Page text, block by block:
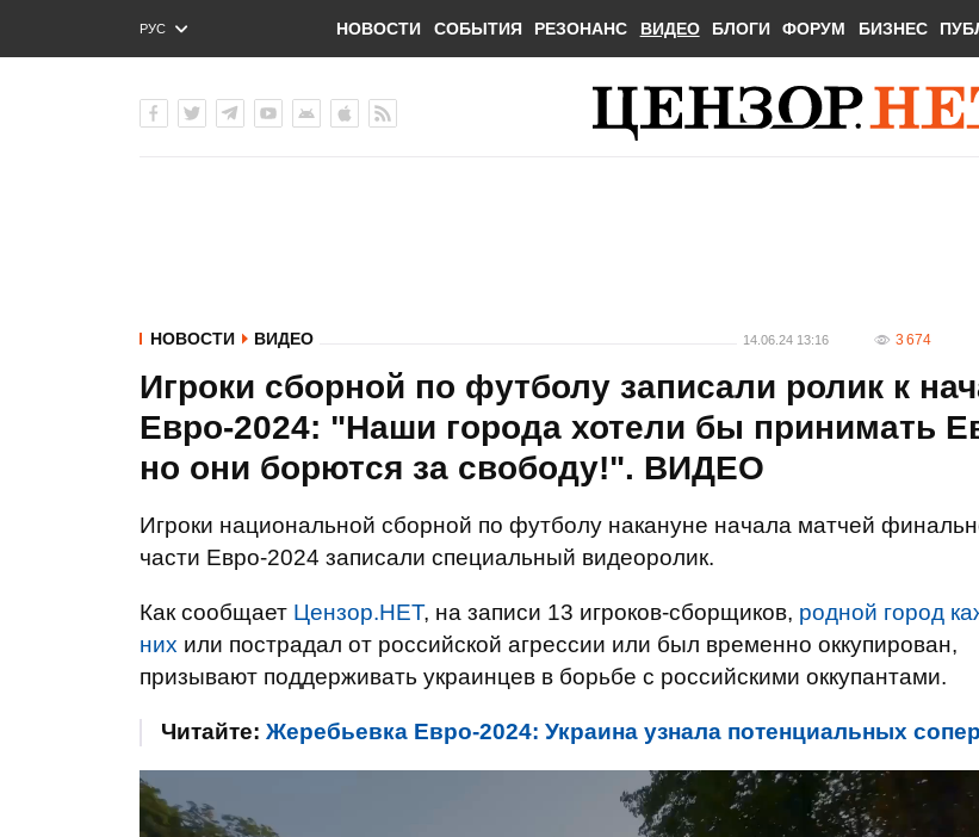
РУС
ENG
НОВОСТИ СОБЫТИЯ РЕЗОНАНС ВИДЕО БЛОГИ ФОРУМ БИЗНЕС
НОВОСТИ ВИДЕО 14.06.24 13:16 3 674
Игроки сборной по футболу записали ролик к
Евро-2024: "Наши города хотели бы принимать
но они борются за свободу!". ВИДЕО
Игроки национальной сборной по футболу накануне начала матчей
части Евро-2024 записали специальный видеоролик.
Как сообщает Цензор.НЕТ, на записи 13 игроков-сборщиков, родной город
них или пострадал от российской агрессии или был временно оккупирован,
призывают поддерживать украинцев в борьбе с российскими оккупантами.
Читайте: Жеребьевка Евро-2024: Украина узнала потенциальных